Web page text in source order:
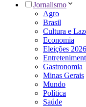
Jornalismo
Agro
Brasil
Cultura e
Economia
Eleições 2026
Gastronomia
Minas Gerais
Mundo
Política
Saúde